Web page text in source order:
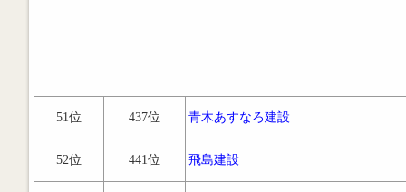
51位 437位 青木あすなろ建設
52位 441位 飛島建設